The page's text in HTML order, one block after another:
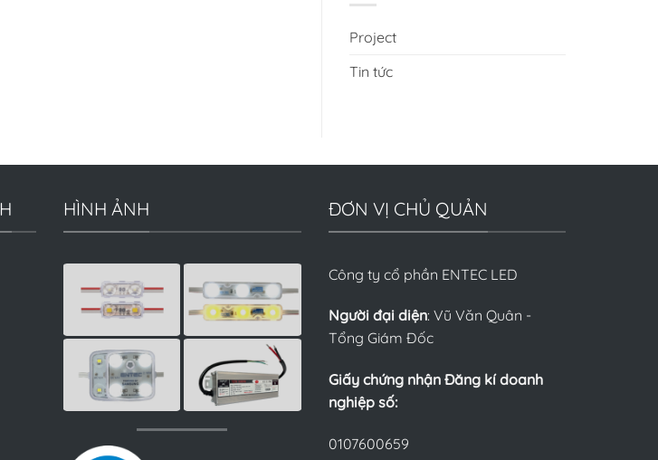
Project
Tin tức
HÌNH ẢNH ĐƠN VỊ CHỦ QUẢN
Công ty cổ phần ENTEC LED
Người đại diện: Vũ Văn Quân -
Tổng Giám Đốc
Giấy chứng nhận Đăng kí doanh
nghiệp số:
0107600659